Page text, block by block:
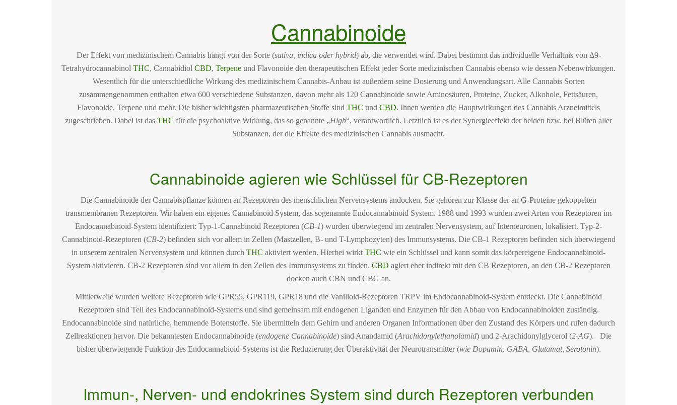
Cannabinoide
Der Effekt von medizinischem Cannabis hängt von der Sorte (sativa, indica oder hybrid) ab, die verwendet wird. Dabei bestimmt das individuelle Verhältnis von Δ9-
Tetrahydrocannabinol THC, Cannabidiol CBD, Terpene und Flavonoide den therapeutischen Effekt jeder Sorte medizinischen Cannabis ebenso wie dessen Nebenwirkungen.
Wesentlich für die unterschiedliche Wirkung des medizinischem Cannabis-Anbau ist außerdem seine Dosierung und Anwendungsart. Alle Cannabis Sorten
zusammengenommen enthalten etwa 600 verschiedene Substanzen, davon mehr als 120 Cannabinoide sowie Aminosäuren, Proteine, Zucker, Alkohole, Fettsäuren,
Flavonoide, Terpene und mehr. Die bisher wichtigsten pharmazeutischen Stoffe sind THC und CBD. Ihnen werden die Hauptwirkungen des Cannabis Arzneimittels
zugeschrieben. Dabei ist das THC für die psychoaktive Wirkung, das so genannte „High“, verantwortlich. Letztlich ist es der Synergieeffekt der beiden bzw. bei Blüten aller
Substanzen, der die Effekte des medizinischen Cannabis ausmacht.
Cannabinoide agieren wie Schlüssel für CB-Rezeptoren
Die Cannabinoide der Cannabispflanze können an Rezeptoren des menschlichen Nervensystems andocken. Sie gehören zur Klasse der an G-Proteine gekoppelten
transmembranen Rezeptoren. Wir haben ein eigenes Cannabinoid System, das sogenannte Endocannabinoid System. 1988 und 1993 wurden zwei Arten von Rezeptoren im
Endocannabinoid-System identifiziert: Typ-1-Cannabinoid Rezeptoren (CB-1) wurden überwiegend im zentralen Nervensystem, auf Interneuronen, lokalisiert. Typ-2-
Cannabinoid-Rezeptoren (CB-2) befinden sich vor allem in Zellen (Mastzellen, B- und T-Lymphozyten) des Immunsystems. Die CB-1 Rezeptoren befinden sich überwiegend
in unserem zentralen Nervensystem und können durch THC aktiviert werden. Hierbei wirkt THC wie ein Schlüssel und kann somit das körpereigene Endocannabinoid-
System aktivieren. CB-2 Rezeptoren sind vor allem in den Zellen des Immunsystems zu finden. CBD agiert eher indirekt mit den CB Rezeptoren, an den CB-2 Rezeptoren
docken auch CBN und CBG an.
Mittlerweile wurden weitere Rezeptoren wie GPR55, GPR119, GPR18 und die Vanilloid-Rezeptoren TRPV im Endocannabinoid-System entdeckt. Die Cannabinoid
Rezeptoren sind Teil des Endocannabinoid-Systems und sind gemeinsam mit endogenen Liganden und Enzymen für den Abbau von Endocannabinoiden zuständig.
Endocannabinoide sind natürliche, hemmende Botenstoffe. Sie übermitteln dem Gehirn und anderen Organen Informationen über den Zustand des Körpers und rufen dadurch
Zellreaktionen hervor. Die bekanntesten Endocannabinoide (endogene Cannabinoide) sind Anandamid (Arachidonylethanolamid) und 2-Arachidonylglycerol (2-AG). Die
bisher überwiegende Funktion des Endocannabioid-Systems ist die Reduzierung der Überaktivität der Neurotransmitter (wie Dopamin, GABA, Glutamat, Serotonin).
Immun-, Nerven- und endokrines System sind durch Rezeptoren verbunden